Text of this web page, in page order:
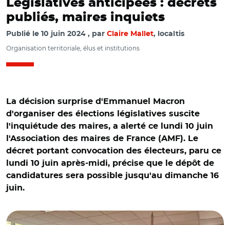
Législatives anticipées : décrets
publiés, maires inquiets
Publié le 10 juin 2024 par Claire Mallet, localtis
Organisation territoriale, élus et institutions
La décision surprise d'Emmanuel Macron
d'organiser des élections législatives suscite
l'inquiétude des maires, a alerté ce lundi 10 juin
l'Association des maires de France (AMF). Le
décret portant convocation des électeurs, paru ce
lundi 10 juin après-midi, précise que le dépôt de
candidatures sera possible jusqu'au dimanche 16
juin.